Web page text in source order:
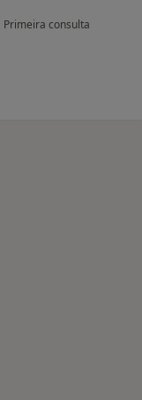
Primeira consulta